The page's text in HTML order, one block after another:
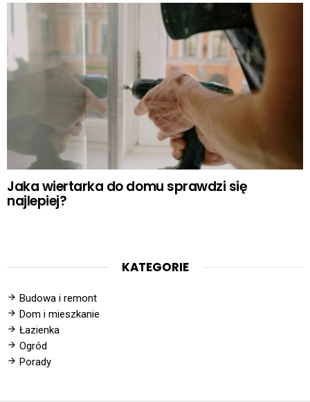
Jaka wiertarka do domu sprawdzi się
najlepiej?
KATEGORIE
Budowa i remont
Dom i mieszkanie
Łazienka
Ogród
Porady